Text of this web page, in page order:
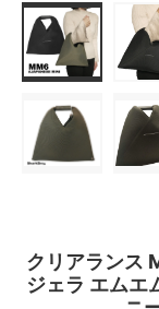
クリアランス
ジェラ エムエ